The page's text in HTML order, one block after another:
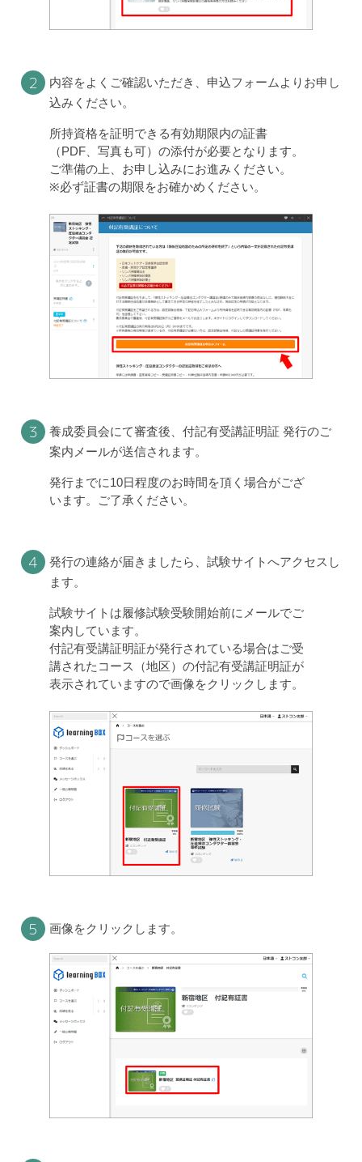
トップ
２
内容をよくご確認いただき、申込フォームよりお申し
込みください。
所持資格を証明できる有効期限内の証書
（PDF、写真も可）の添付が必要となります。
ご準備の上、お申し込みにお進みください。
※必ず証書の期限をお確かめください。
３
養成委員会にて審査後、付記有受講証明証 発行のご
案内メールが送信されます。
発行までに10日程度のお時間を頂く場合がござ
います。ご了承ください。
４
発行の連絡が届きましたら、試験サイトへアクセスし
ます。
試験サイトは履修試験受験開始前にメールでご
案内しています。
付記有受講証明証が発行されている場合はご受
講されたコース（地区）の付記有受講証明証が
表示されていますので画像をクリックします。
５ 画像をクリックします。